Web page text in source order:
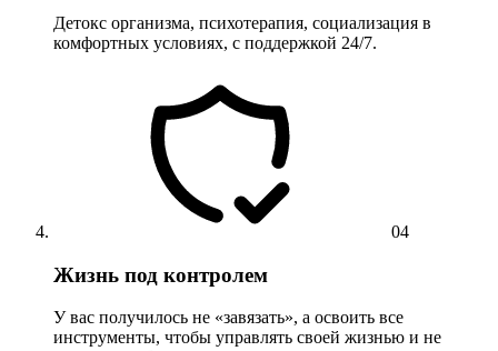
Детокс организма, психотерапия, социализация в
комфортных условиях, с поддержкой 24/7.
04
Жизнь под контролем
У вас получилось не «завязать», а освоить все
инструменты, чтобы управлять своей жизнью и не